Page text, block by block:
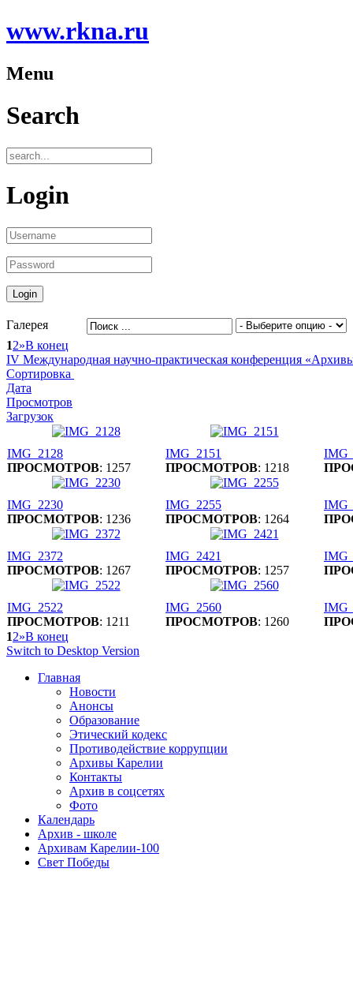
www.rkna.ru
Menu
Search
Login
Галерея
12»В конец
IV Международная научно-практическая конференция
Сортировка
Дата
Просмотров
Загрузок
IMG_2128
ПРОСМОТРОВ: 1257
IMG_2151
ПРОСМОТРОВ: 1218
IMG_2230
ПРОСМОТРОВ: 1236
IMG_2255
ПРОСМОТРОВ: 1264
IMG_2372
ПРОСМОТРОВ: 1267
IMG_2421
ПРОСМОТРОВ: 1257
IMG_2522
ПРОСМОТРОВ: 1211
IMG_2560
ПРОСМОТРОВ: 1260
12»В конец
Switch to Desktop Version
Главная
Новости
Анонсы
Образование
Этический кодекс
Противодействие коррупции
Архивы Карелии
Контакты
Архив в соцсетях
Фото
Календарь
Архив - школе
Архивам Карелии-100
Свет Победы